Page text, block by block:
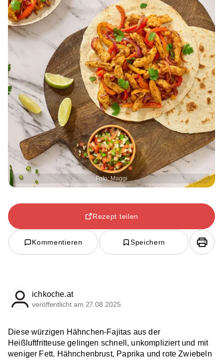
Foto: Maggi
Rezept teilen
Kommentieren Speichern
ichkoche.at
veröffentlicht am 27.08.2025
Diese würzigen Hähnchen-Fajitas aus der
Heißluftfritteuse gelingen schnell, unkompliziert und mit
weniger Fett. Hähnchenbrust, Paprika und rote Zwiebeln